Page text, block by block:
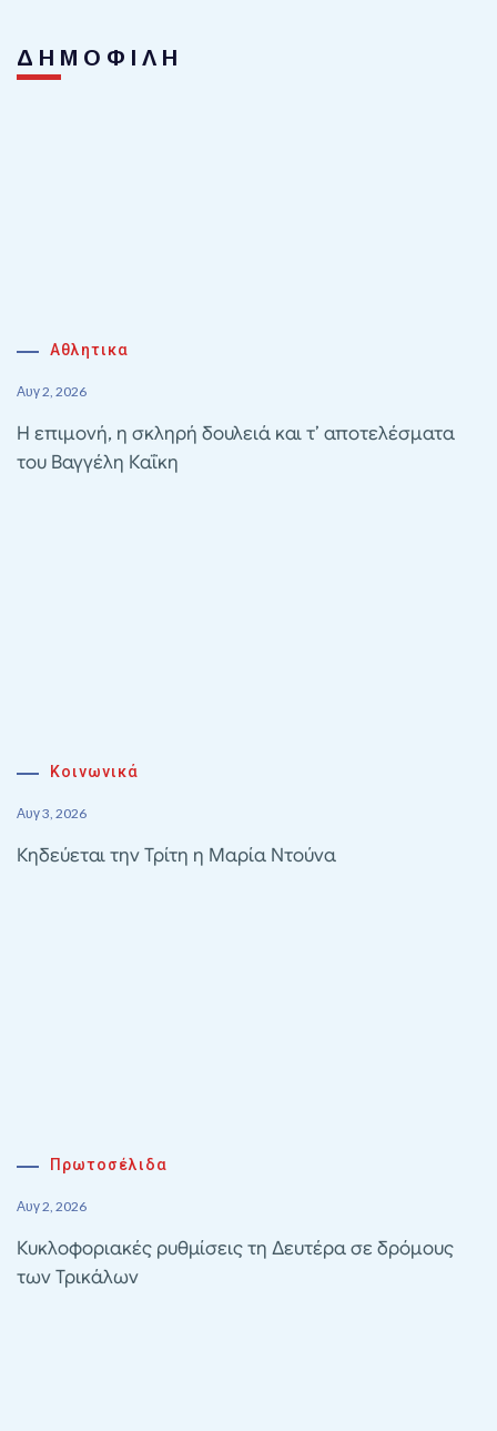
ΔΗΜΟΦΙΛΗ
Αθλητικα
Αυγ 2, 2026
Η επιμονή, η σκληρή δουλειά και τ’ αποτελέσματα
του Βαγγέλη Καΐκη
Κοινωνικά
Αυγ 3, 2026
Κηδεύεται την Τρίτη η Μαρία Ντούνα
Πρωτοσέλιδα
Αυγ 2, 2026
Κυκλοφοριακές ρυθμίσεις τη Δευτέρα σε δρόμους
των Τρικάλων